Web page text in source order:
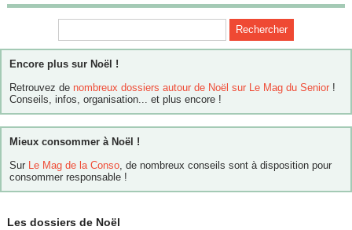
Encore plus sur Noël !
Retrouvez de nombreux dossiers autour de Noël sur Le Mag du Senior !
Conseils, infos, organisation... et plus encore !
Mieux consommer à Noël !
Sur Le Mag de la Conso , de nombreux conseils sont à disposition pour
consommer responsable !
Les dossiers de Noël